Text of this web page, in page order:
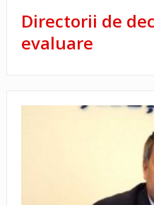
Directorii de
evaluare